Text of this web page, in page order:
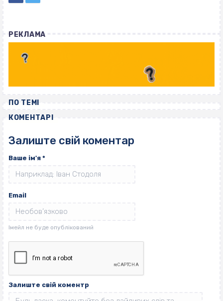
РЕКЛАМА
ПО ТЕМІ
КОМЕНТАРІ
Залиште свій коментар
Ваше ім'я *
Email
Залиште свій коментр